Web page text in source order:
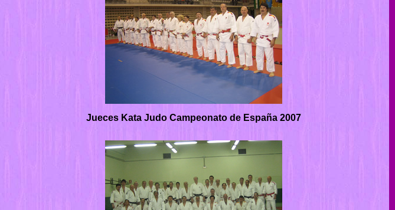
Jueces Kata Judo Campeonato de España 2007